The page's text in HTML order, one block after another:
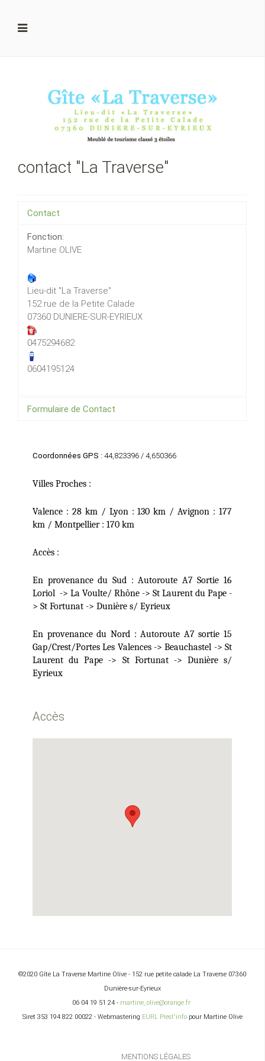
contact "La Traverse"
Contact
Fonction:
Martine OLIVE
Lieu-dit "La Traverse"
152 rue de la Petite Calade
07360 DUNIERE-SUR-EYRIEUX
0475294682
0604195124
Formulaire de Contact
Envoyer un e-mail
Nom*
E-mail*
Message
Envoyer une copie à votre adresse
Coordonnées GPS : 44,823396 / 4,650366
Villes Proches :
Valence : 28 km / Lyon : 130 km / Avignon : 177
km / Montpellier : 170 km
Accès :
En provenance du Sud : Autoroute A7 Sortie 16
Loriol -> La Voulte/ Rhône -> St Laurent du Pape -
> St Fortunat -> Dunière s/ Eyrieux
En provenance du Nord : Autoroute A7 sortie 15
Gap/Crest/Portes Les Valences -> Beauchastel -> St
Laurent du Pape -> St Fortunat -> Dunière s/
Eyrieux
Accès
©2020 Gîte La Traverse Martine Olive - 152 rue petite calade La Traverse 07360
Dunière-sur-Eyrieux
06 04 19 51 24 - martine_olive@orange.fr
Siret 353 194 822 00022 - Webmastering EURL Prest'info pour Martine Olive
MENTIONS LÉGALES